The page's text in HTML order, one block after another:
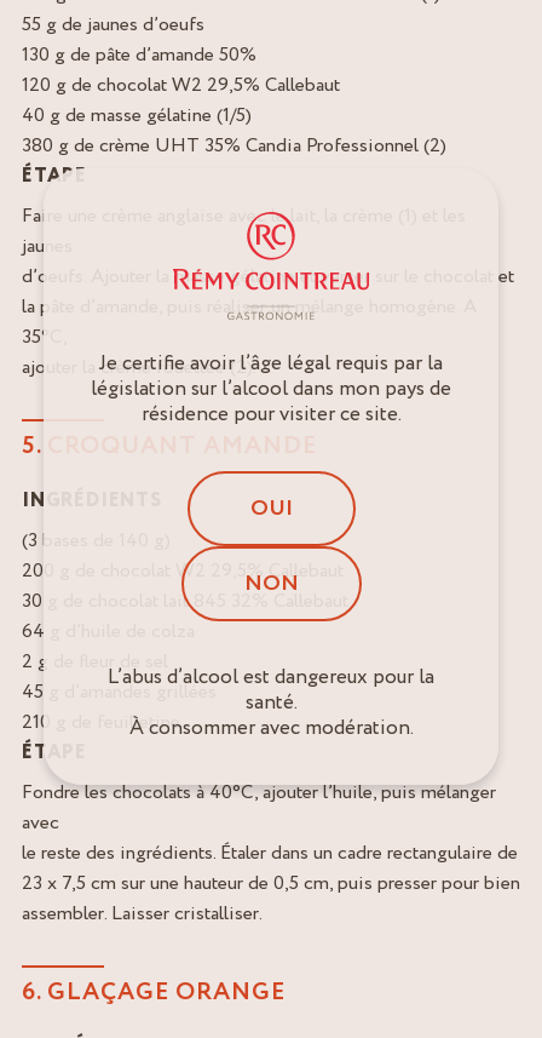
55 g de jaunes d’oeufs
130 g de pâte d’amande 50%
120 g de chocolat W2 29,5% Callebaut
40 g de masse gélatine (1/5)
380 g de crème UHT 35% Candia Professionnel (2)
ÉTAPE
Faire une crème anglaise avec le lait, la crème (1) et les
jaunes
d’oeufs. Ajouter la masse gélatine et verser sur le chocolat et
la pâte d’amande, puis réaliser un mélange homogène. A
35°C,
ajouter la crème fouettée (2).
5. CROQUANT AMANDE
INGRÉDIENTS
(3 bases de 140 g)
200 g de chocolat W2 29,5% Callebaut
30 g de chocolat lait 845 32% Callebaut
64 g d’huile de colza
2 g de fleur de sel
45 g d’amandes grillées
210 g de feuilletine
ÉTAPE
Fondre les chocolats à 40°C, ajouter l’huile, puis mélanger
avec
le reste des ingrédients. Étaler dans un cadre rectangulaire de
23 x 7,5 cm sur une hauteur de 0,5 cm, puis presser pour bien
assembler. Laisser cristalliser.
6. GLAÇAGE ORANGE
Je certifie avoir l’âge légal requis par la
législation sur l’alcool dans mon pays de
résidence pour visiter ce site.
OUI
NON
L’abus d’alcool est dangereux pour la
santé.
À consommer avec modération.